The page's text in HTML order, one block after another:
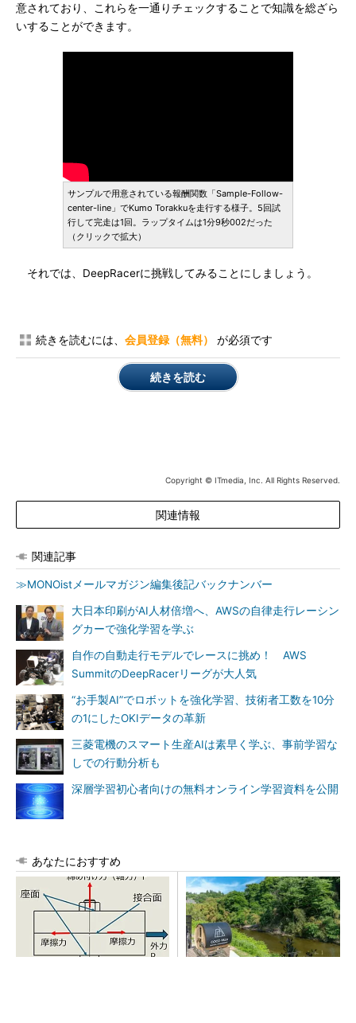
意されており、これらを一通りチェックすることで知識を総ざら
いすることができます。
サンプルで用意されている報酬関数「Sample-Follow-
center-line」でKumo Torakkuを走行する様子。5回試
行して完走は1回。ラップタイムは1分9秒002だった
（クリックで拡大）
それでは、DeepRacerに挑戦してみることにしましょう。
続きを読むには、 会員登録（無料） が必須です
続きを読む
Copyright © ITmedia, Inc. All Rights Reserved.
関連情報
関連記事
≫MONOistメールマガジン編集後記バックナンバー
大日本印刷がAI人材倍増へ、AWSの自律走行レーシン
グカーで強化学習を学ぶ
自作の自動走行モデルでレースに挑め！ AWS
SummitのDeepRacerリーグが大人気
“お手製AI”でロボットを強化学習、技術者工数を10分
の1にしたOKIデータの革新
三菱電機のスマート生産AIは素早く学ぶ、事前学習な
しでの行動分析も
深層学習初心者向けの無料オンライン学習資料を公開
あなたにおすすめ